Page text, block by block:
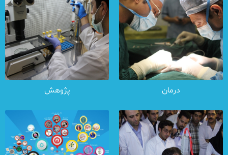
درمان پژوهش